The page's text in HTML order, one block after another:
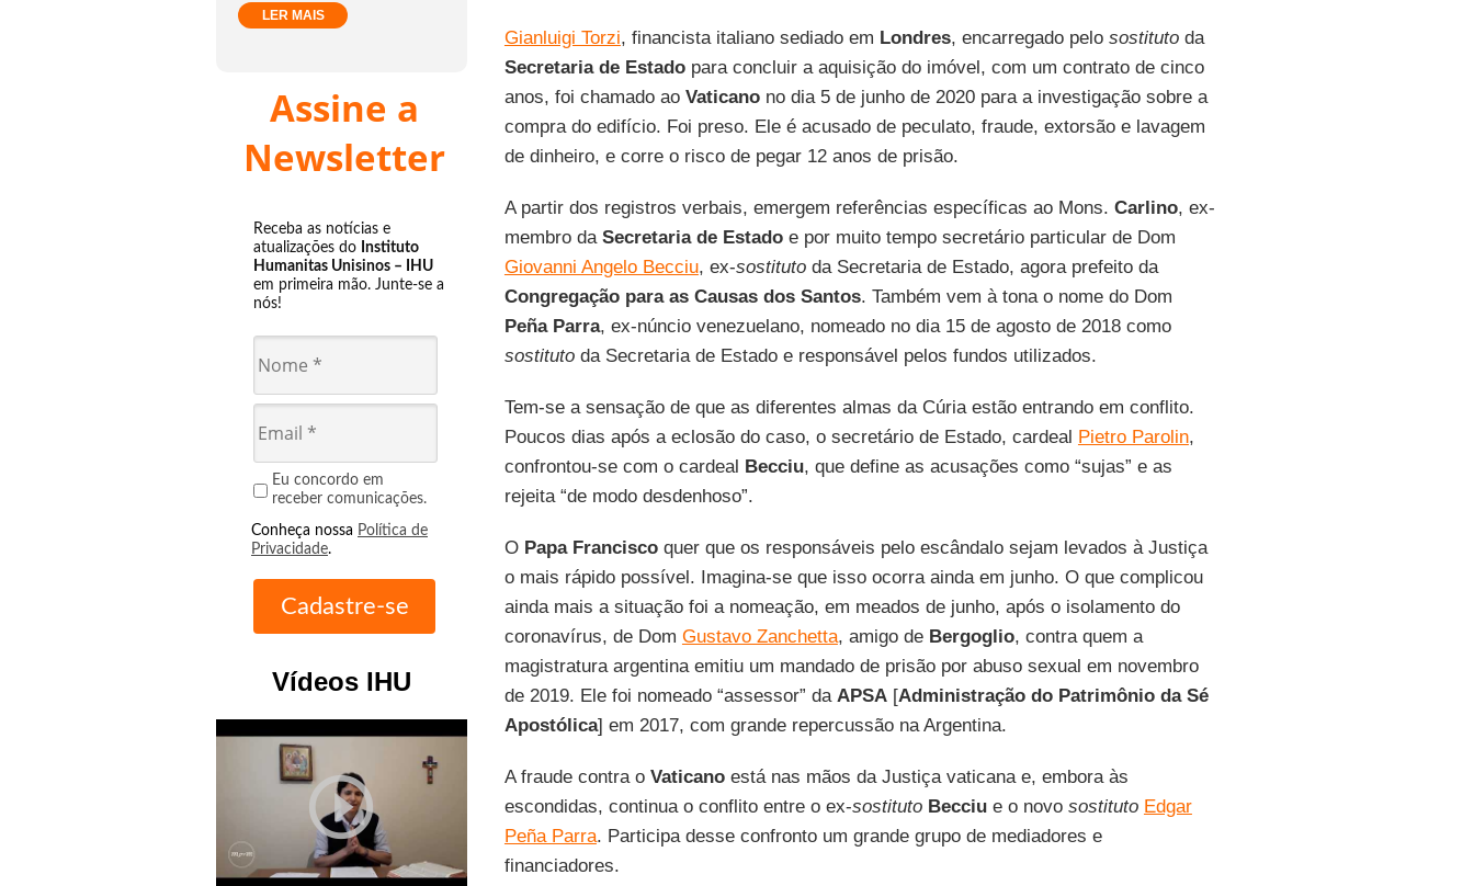
LER MAIS
Assine a
Newsletter
Receba as notícias e
atualizações do Instituto
Humanitas Unisinos – IHU
em primeira mão. Junte-se a
nós!
Eu concordo em
receber comunicações.
Conheça nossa Política de
Privacidade.
Vídeos IHU
play_circle_outline
Gianluigi Torzi, financista italiano sediado em Londres, encarregado pelo sostitutoda
Secretaria de Estadopara concluir a aquisição do imóvel, com um contrato de cinco
anos, foi chamado ao Vaticanono dia 5 de junho de 2020 para a investigação sobre a
compra do edifício. Foi preso. Ele é acusado de peculato, fraude, extorsão e lavagem
de dinheiro, e corre o risco de pegar 12 anos de prisão.
A partir dos registros verbais, emergem referências específicas ao Mons. Carlino, ex-
membro da Secretaria de Estadoe por muito tempo secretário particular de Dom
Giovanni Angelo Becciu, ex-sostitutoda Secretaria de Estado, agora prefeito da
Congregação para as Causas dos Santos. Também vem à tona o nome do Dom
Peña Parra, ex-núncio venezuelano, nomeado no dia 15 de agosto de 2018 como
sostitutoda Secretaria de Estado e responsável pelos fundos utilizados.
Tem-se a sensação de que as diferentes almas da Cúria estão entrando em conflito.
Poucos dias após a eclosão do caso, o secretário de Estado, cardeal Pietro Parolin,
confrontou-se com o cardeal Becciu, que define as acusações como “sujas” e as
rejeita “de modo desdenhoso”.
O Papa Franciscoquer que os responsáveis pelo escândalo sejam levados à Justiça
o mais rápido possível. Imagina-se que isso ocorra ainda em junho. O que complicou
ainda mais a situação foi a nomeação, em meados de junho, após o isolamento do
coronavírus, de Dom Gustavo Zanchetta, amigo de Bergoglio, contra quem a
magistratura argentina emitiu um mandado de prisão por abuso sexual em novembro
de 2019. Ele foi nomeado “assessor” da APSA[Administração do Patrimônio da Sé
Apostólica] em 2017, com grande repercussão na Argentina.
A fraude contra o Vaticanoestá nas mãos da Justiça vaticana e, embora às
escondidas, continua o conflito entre o ex-sostituto Becciue o novo sostituto Edgar
Peña Parra. Participa desse confronto um grande grupo de mediadores e
financiadores.